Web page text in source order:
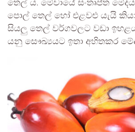
තෙල් ය. මේවායේ සංතෘප්ත මේදය
පොල් තෙල් හෝ එළවළු යැයි
සියලු තෙල් වර්ගවලට වඩා
යනු සෞඛ්‍යයට ඉතා අහිතකර